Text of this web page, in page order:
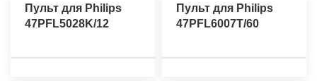
Пульт для Philips
47PFL5028K/12
Пульт для Philips
47PFL6007T/60